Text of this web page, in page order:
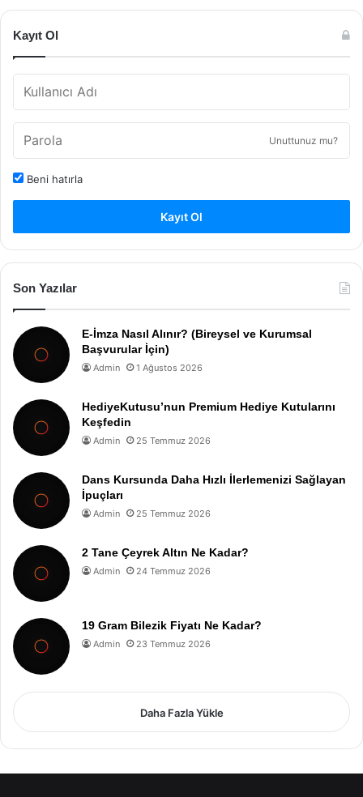
Kayıt Ol
Unuttunuz mu?
Beni hatırla
Kayıt Ol
Son Yazılar
E-İmza Nasıl Alınır? (Bireysel ve Kurumsal
Başvurular İçin)
Admin 1 Ağustos 2026
HediyeKutusu’nun Premium Hediye Kutularını
Keşfedin
Admin 25 Temmuz 2026
Dans Kursunda Daha Hızlı İlerlemenizi Sağlayan
İpuçları
Admin 25 Temmuz 2026
2 Tane Çeyrek Altın Ne Kadar?
Admin 24 Temmuz 2026
19 Gram Bilezik Fiyatı Ne Kadar?
Admin 23 Temmuz 2026
Daha Fazla Yükle